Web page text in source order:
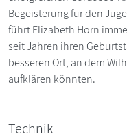
Begeisterung für den
führt Elizabeth Horn
seit Jahren ihren
besseren Ort, an dem
aufklären könnten.
Technik